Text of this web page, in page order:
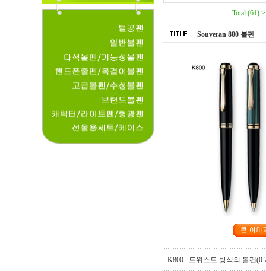
Total (61)
Souveran 800 볼펜
K800 : 트위스트 방식의 볼펜